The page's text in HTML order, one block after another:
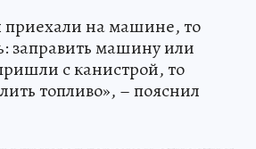
приехали на машине, то
заправить машину или
с канистрой, то
топливо», – пояснил